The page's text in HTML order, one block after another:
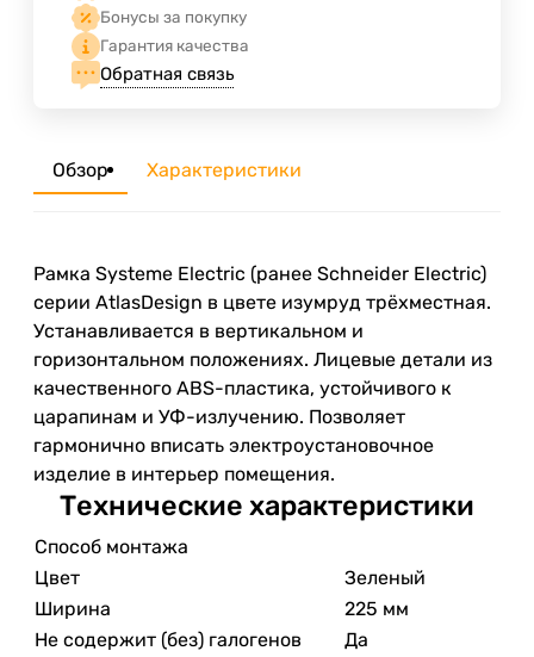
Бонусы за покупку
Гарантия качества
Обратная связь
Обзор Характеристики
Рамка Systeme Electric (ранее Schneider Electric)
серии AtlasDesign в цвете изумруд трёхместная.
Устанавливается в вертикальном и
горизонтальном положениях. Лицевые детали из
качественного ABS-пластика, устойчивого к
царапинам и УФ-излучению. Позволяет
гармонично вписать электроустановочное
изделие в интерьер помещения.
Технические характеристики
Способ монтажа
Цвет
Зеленый
Ширина
225 мм
Не содержит (без) галогенов
Да